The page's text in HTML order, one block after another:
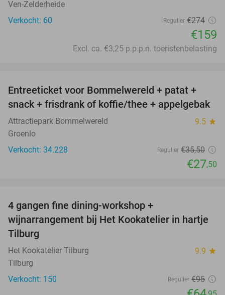
Ven-Zelderheide
Verkocht: 60
Regulier €274
€159
Excl. ca. €3,25 p.p.p.n. toeristenbelasting
23%
Entreeticket voor Bommelwereld + patat +
snack + frisdrank of koffie/thee + appelgebak
Attractiepark Bommelwereld 9.5 star
Groenlo
Verkocht: 34.228
Regulier €35,50
€27,50
4 gangen fine dining-workshop +
wijnarrangement bij Het Kookatelier in hartje
Tilburg
Het Kookatelier Tilburg 9.9 star
Tilburg
Verkocht: 150
Regulier €95